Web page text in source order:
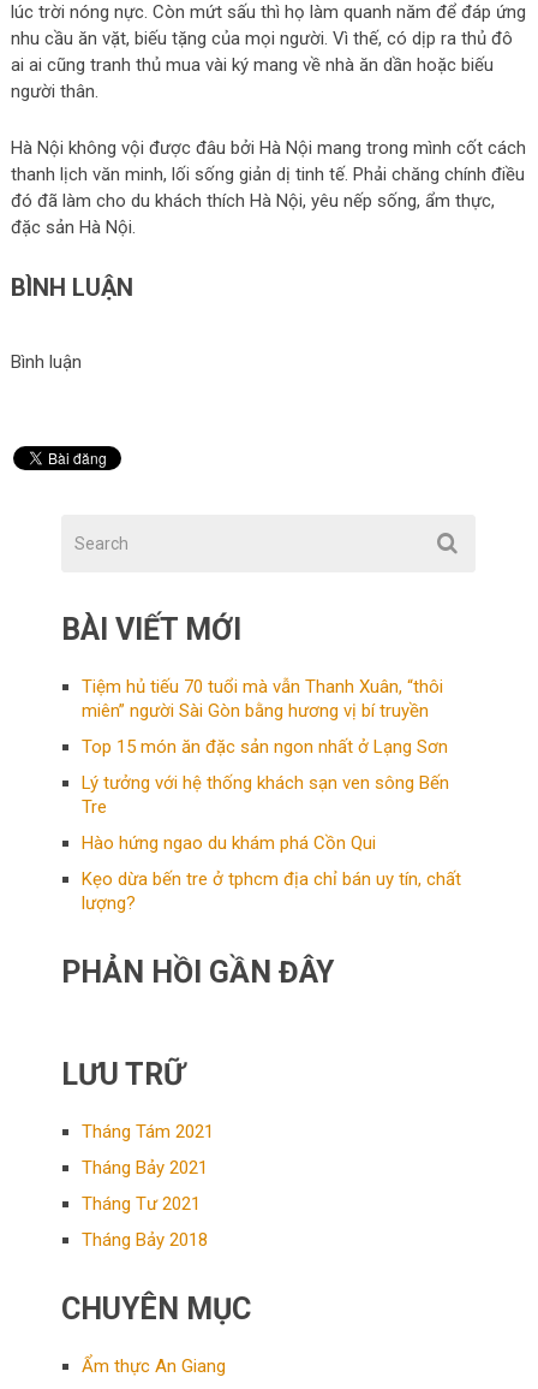
lúc trời nóng nực. Còn mứt sấu thì họ làm quanh năm để đáp ứng
nhu cầu ăn vặt, biếu tặng của mọi người. Vì thế, có dịp ra thủ đô
ai ai cũng tranh thủ mua vài ký mang về nhà ăn dần hoặc biếu
người thân.
Hà Nội không vội được đâu bởi Hà Nội mang trong mình cốt cách
thanh lịch văn minh, lối sống giản dị tinh tế. Phải chăng chính điều
đó đã làm cho du khách thích Hà Nội, yêu nếp sống, ẩm thực,
đặc sản Hà Nội.
BÌNH LUẬN
Bình luận
BÀI VIẾT MỚI
Tiệm hủ tiếu 70 tuổi mà vẫn Thanh Xuân, “thôi
miên” người Sài Gòn bằng hương vị bí truyền
Top 15 món ăn đặc sản ngon nhất ở Lạng Sơn
Lý tưởng với hệ thống khách sạn ven sông Bến
Tre
Hào hứng ngao du khám phá Cồn Qui
Kẹo dừa bến tre ở tphcm địa chỉ bán uy tín, chất
lượng?
PHẢN HỒI GẦN ĐÂY
LƯU TRỮ
Tháng Tám 2021
Tháng Bảy 2021
Tháng Tư 2021
Tháng Bảy 2018
CHUYÊN MỤC
Ẩm thực An Giang